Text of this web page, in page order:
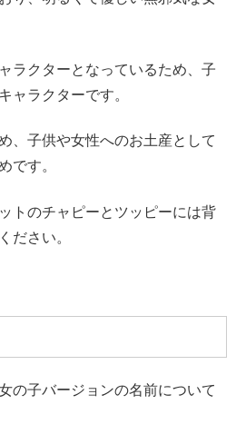
ラクターとなっているため、子
ャラクターです。
、子供や女性へのお土産として
です。
トのチャピーとツッピーには背
ださい。
の子バージョンの名前について